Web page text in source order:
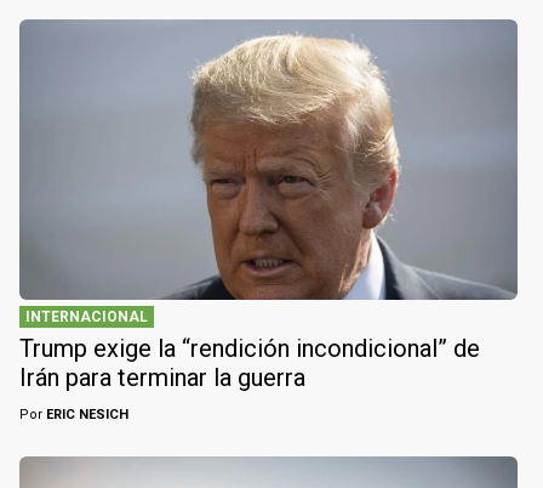
INTERNACIONAL
Trump exige la “rendición incondicional” de
Irán para terminar la guerra
Por ERIC NESICH